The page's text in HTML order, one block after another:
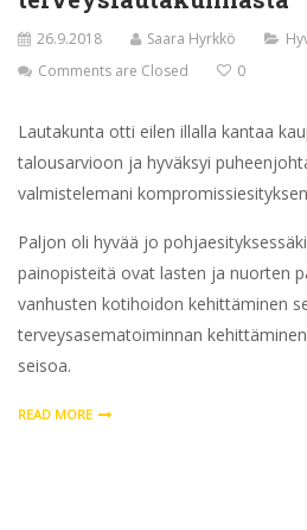
26.9.2018 Saara Hyrkkö
Comments are Closed
0
Lautakunta otti eilen illalla kantaa
talousarvioon ja hyväksyi
valmistelemani
Paljon oli hyvää jo
painopisteitä ovat lasten ja nuorten
vanhusten kotihoidon kehittäminen
terveysasematoiminnan
seisoa.
READ MORE